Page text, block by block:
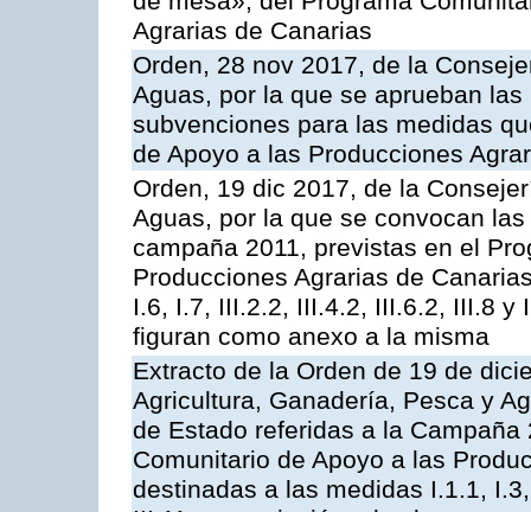
Agrarias de Canarias
Orden, 28 nov 2017, de la
Aguas, por la que se aprueban
subvenciones para las medidas
de Apoyo a las Producciones
Orden, 19 dic 2017, de la
Aguas, por la que se convocan
campaña 2011, previstas en el
Producciones Agrarias de
I.6, I.7, III.2.2, III.4.2, III.6.2, III.8 y
figuran como anexo a la misma
Extracto de la Orden de 19 de
Agricultura, Ganadería, Pesca y
de Estado referidas a la
Comunitario de Apoyo a las
destinadas a las medidas I.1.1,